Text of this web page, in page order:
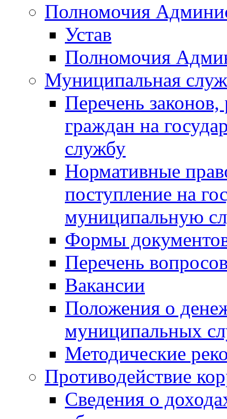
Полномочия
Устав
Полномочия
Муниципальная
Перечень
граждан на
службу
Нормативные
поступление на
муниципальную
Формы
Перечень
Вакансии
Положения о
муниципальных
Методические
Противодействие
Сведения о